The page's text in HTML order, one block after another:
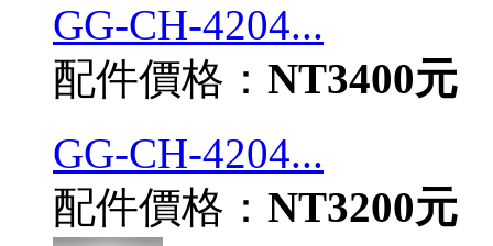
GG-CH-4204...
配件價格： NT3400元
GG-CH-4204...
配件價格： NT3200元